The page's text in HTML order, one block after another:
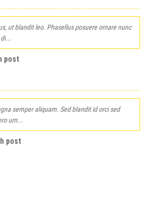
ut blandit leo. Phasellus posuere ornare nunc
post
semper aliquam. Sed blandit id orci sed
urn...
post